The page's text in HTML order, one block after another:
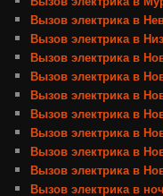
Вызов электрика в
Вызов электрика в
Вызов электрика в
Вызов электрика в
Вызов электрика в
Вызов электрика в
Вызов электрика в
Вызов электрика в
Вызов электрика в
Вызов электрика в